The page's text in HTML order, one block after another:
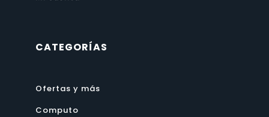
CATEGORÍAS
Ofertas y más
Computo